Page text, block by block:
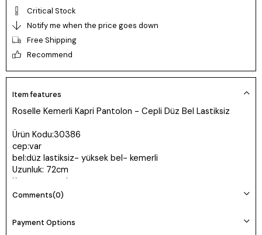
Critical Stock
Notify me when the price goes down
Free Shipping
Recommend
Item features
Roselle Kemerli Kapri Pantolon - Cepli Düz Bel Lastiksiz
Ürün Kodu:30386
cep:var
bel:düz lastiksiz- yüksek bel- kemerli
Uzunluk: 72cm
Kumaş: tencel
Beden seçimi vücut tipine göre değişiklik gösterebilir.
Comments(0)
Payment Options